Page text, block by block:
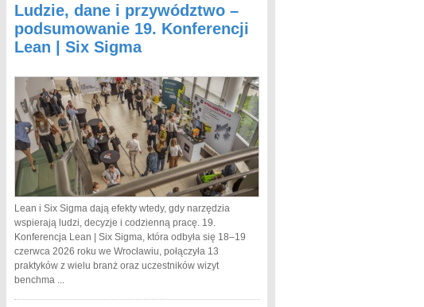
Ludzie, dane i przywództwo –
podsumowanie 19. Konferencji
Lean | Six Sigma
Lean i Six Sigma dają efekty wtedy, gdy narzędzia
wspierają ludzi, decyzje i codzienną pracę. 19.
Konferencja Lean | Six Sigma, która odbyła się 18–19
czerwca 2026 roku we Wrocławiu, połączyła 13
praktyków z wielu branż oraz uczestników wizyt
benchma ...